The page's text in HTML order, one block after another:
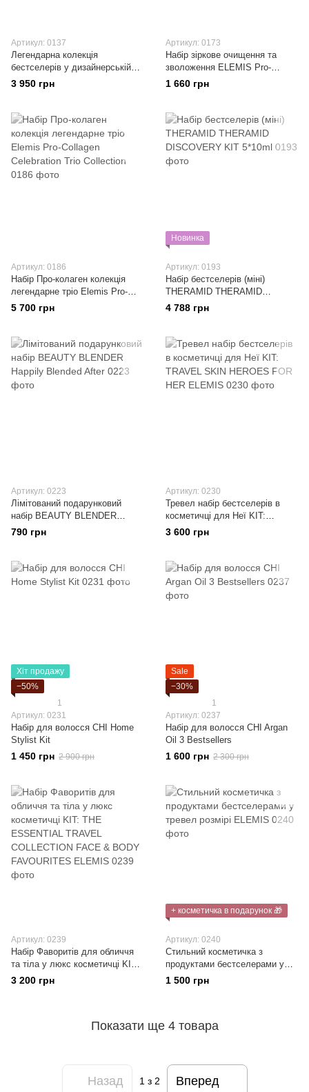
Артикул: 0137
Легендарна колекція
бестселерів у дизайнерській
Тревел косметичці для Неї
ELEMIS KIT: SHRIMPS
3 950 грн
Артикул: 0173
Набір зіркове очищення та
зволоження ELEMIS Pro-
Collagen Bright Stars
1 660 грн
Артикул: 0186
Набір Про-колаген колекція
легендарне тріо Elemis Pro-
Collagen Celebration Trio
Collection
5 700 грн
Новинка
Артикул: 0193
Набір бестселерів (міні)
THERAMID THERAMID
DISCOVERY KIT 5*10ml
4 788 грн
Артикул: 0223
Лімітований подарунковий
набір BEAUTY BLENDER
Happily Blended After
790 грн
Артикул: 0230
Тревел набір бестселерів в
косметичці для Неї KIT:
TRAVEL SKIN HEROES FOR
HER ELEMIS
3 600 грн
Хіт продажу
−50%
1
Артикул: 0231
Набір для волосся CHI Home
Stylist Kit
1 450 грн 2 900 грн
Sale
−30%
1
Артикул: 0237
Набір для волосся CHI Argan
Oil 3 Bestsellers
1 600 грн 2 300 грн
Артикул: 0239
Набір Фаворитів для обличчя
та тіла у люкс косметичці KIT:
THE ESSENTIAL TRAVEL
COLLECTION FACE & BODY
3 200 грн
+ косметичка в подарунок 🎁
Артикул: 0240
Стильний косметичка з
продуктами бестселерами у
тревел розмірі ELEMIS
1 500 грн
Показати ще 4 товара
Назад 1 з 2 Вперед